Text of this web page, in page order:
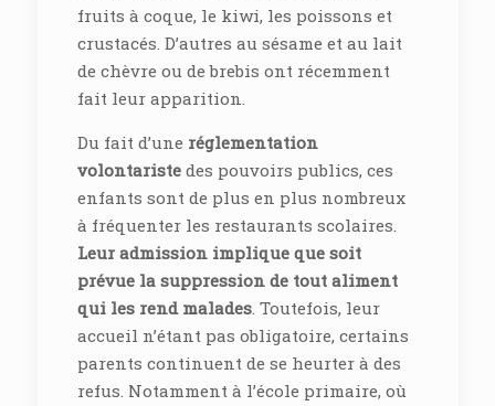
fruits à coque, le kiwi, les poissons et
crustacés. D’autres au sésame et au lait
de chèvre ou de brebis ont récemment
fait leur apparition.
Du fait d’une réglementation
volontaristedes pouvoirs publics, ces
enfants sont de plus en plus nombreux
à fréquenter les restaurants scolaires.
Leur admission implique que soit
prévue la suppression de tout aliment
qui les rend malades. Toutefois, leur
accueil n’étant pas obligatoire, certains
parents continuent de se heurter à des
refus. Notamment à l’école primaire, où